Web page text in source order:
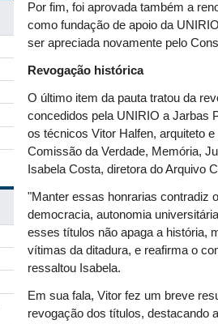
Por fim, foi aprovada também a
como fundação de apoio da
ser apreciada novamente pelo
Revogação histórica
O último item da pauta tratou da
concedidos pela UNIRIO a Jarbas
os técnicos Vitor Halfen, arquiteto
Comissão da Verdade, Memória,
Isabela Costa, diretora do Arquivo
"Manter essas honrarias contradiz
democracia, autonomia
esses títulos não apaga a história,
vítimas da ditadura, e reafirma o
ressaltou Isabela.
Em sua fala, Vitor fez um breve
revogação dos títulos, destacando